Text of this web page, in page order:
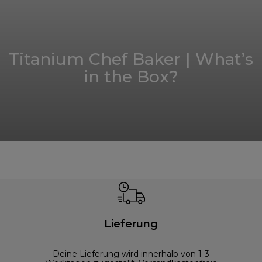
Titanium Chef Baker | What’s
in the Box?
Lieferung
Deine Lieferung wird innerhalb von 1-3